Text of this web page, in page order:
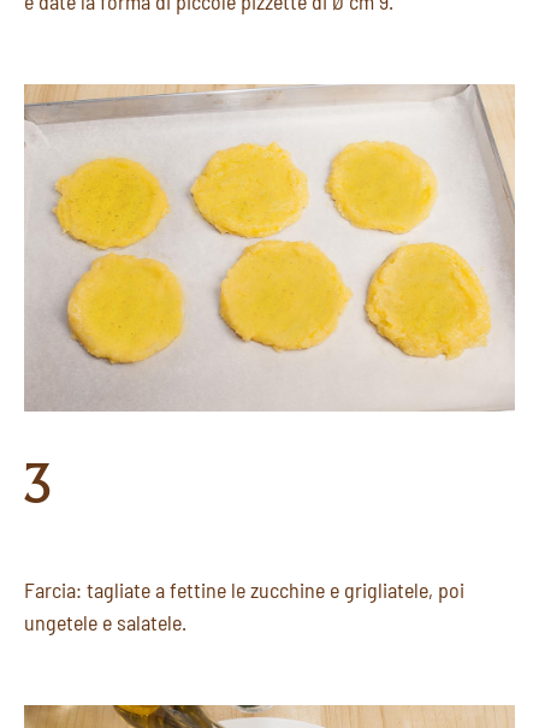
3
Farcia: tagliate a fettine le zucchine e grigliatele, poi
ungetele e salatele.